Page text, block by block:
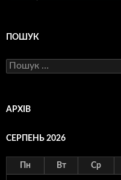
ПОШУК
Пошук:
АРХІВ
СЕРПЕНЬ 2026
Пн Вт Ср